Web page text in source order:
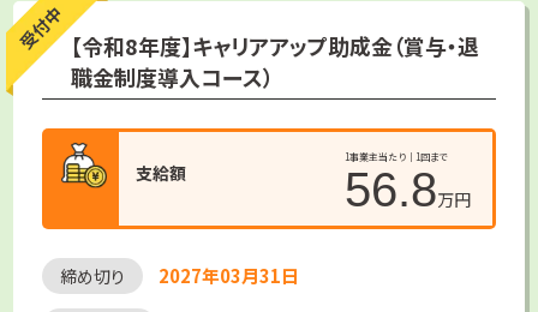
受付中 【令和8年度】キャリアアップ助成金（賞与・退
職金制度導入コース）
支給額
1事業主当たり｜1回まで
56.8万円
締め切り 2027年03月31日